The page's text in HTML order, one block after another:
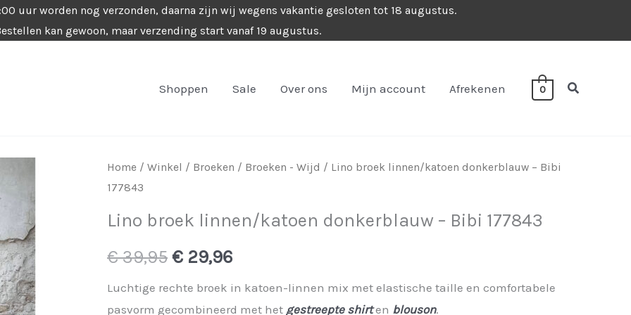
uur worden nog verzonden, daarna zijn wij wegens vakantie gesloten tot 18 augustus.
kan gewoon, maar verzending start vanaf 19 augustus.
Shoppen Sale Over ons Mijn account Afrekenen 0 Zoeken
Home / Winkel / Broeken / Broeken - Wijd / Lino broek linnen/katoen donkerblauw – Bibi
177843
Lino broek linnen/katoen donkerblauw – Bibi 177843
€39,95 Oorspronkelijke
prijs
€ 29,96Huidige
prijs
Luchtige rechte broek in katoen-linnen mix met elastische taille en comfortabele
pasvorm gecombineerd met het gestreepte shirten blouson.